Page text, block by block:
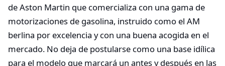
de Aston Martin que comercializa con una gama de
motorizaciones de gasolina, instruido como el AM
berlina por excelencia y con una buena acogida en el
mercado. No deja de postularse como una base idílica
para el modelo que marcará un antes y después en las